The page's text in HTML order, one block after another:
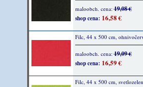
maloobch. cena:19,08 €
shop cena: 16,58 €
Filc, 44 x 500 cm,
maloobch. cena:19,09 €
shop cena: 16,59 €
Filc, 44 x 500 cm,